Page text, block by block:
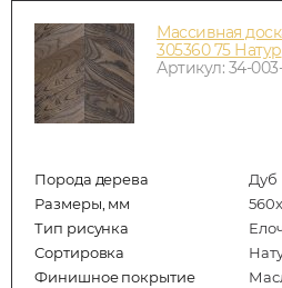
Массивная
305360 75 Натур
Артикул: 34-
Порода дерева
Дуб
Размеры, мм
Тип рисунка
Сортировка
Финишное покрытие